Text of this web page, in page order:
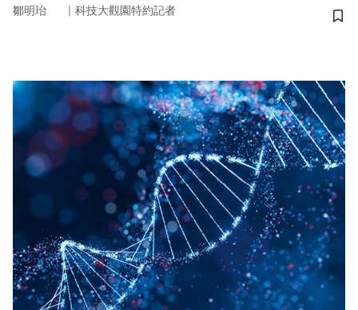
鄒明珆 ｜ 科技大觀園特約記者
儲